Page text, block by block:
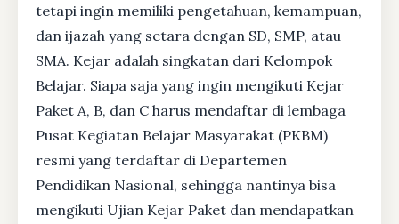
tetapi ingin memiliki pengetahuan, kemampuan,
dan ijazah yang setara dengan SD, SMP, atau
SMA. Kejar adalah singkatan dari Kelompok
Belajar. Siapa saja yang ingin mengikuti Kejar
Paket A, B, dan C harus mendaftar di lembaga
Pusat Kegiatan Belajar Masyarakat (PKBM)
resmi yang terdaftar di Departemen
Pendidikan Nasional, sehingga nantinya bisa
mengikuti Ujian Kejar Paket dan mendapatkan